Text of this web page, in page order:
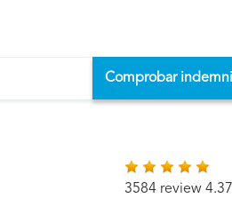
3584 review 4.37